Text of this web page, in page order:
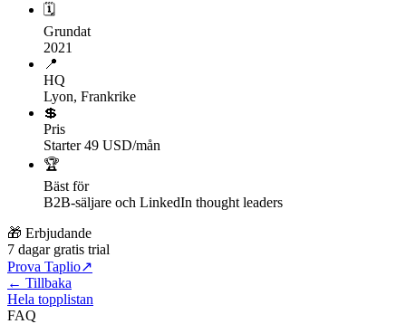
🗓
Grundat
2021
📍
HQ
Lyon, Frankrike
💲
Pris
Starter 49 USD/mån
🏆
Bäst för
B2B-säljare och LinkedIn thought leaders
🎁 Erbjudande
7 dagar gratis trial
Prova Taplio↗
← Tillbaka
Hela topplistan
FAQ